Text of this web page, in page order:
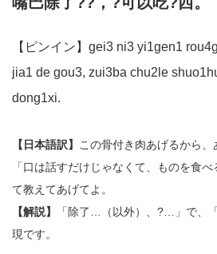
【ピンイン】gei3 ni3 yi1gen1
jia1 de gou3, zui3ba chu2le
dong1xi.
【日本語訳】
この骨付き肉あげるから、
「口は話すだけじゃなくて、ものを食
て教えてあげてよ。
【解説】
「除了…（以外）、?…」で、
現です。